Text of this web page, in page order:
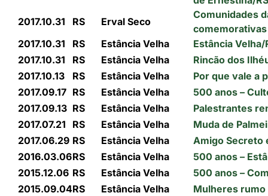
2017.10.31
RS Erval Seco
Comunidades
2017.10.31
RS Estância Velha
Estância Velha/
2017.10.31
RS Estância Velha
Rincão dos
2017.10.13
RS Estância Velha
Por que vale a
2017.09.17 RS Estância Velha
500 anos –
2017.09.13 RS Estância Velha
Palestrantes
2017.07.21
RS Estância Velha
Muda de
2017.06.29 RS Estância Velha
Amigo Secreto
2016.03.06RS Estância Velha
500 anos –
2015.12.06 RS Estância Velha
500 anos –
2015.09.04RS Estância Velha
Mulheres rumo